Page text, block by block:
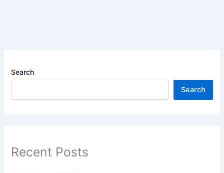
Search
Search
Recent Posts